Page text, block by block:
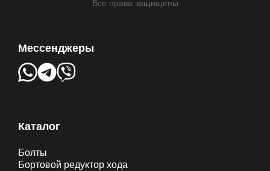
Все права защищены
Мессенджеры
Каталог
Болты
Бортовой редуктор хода